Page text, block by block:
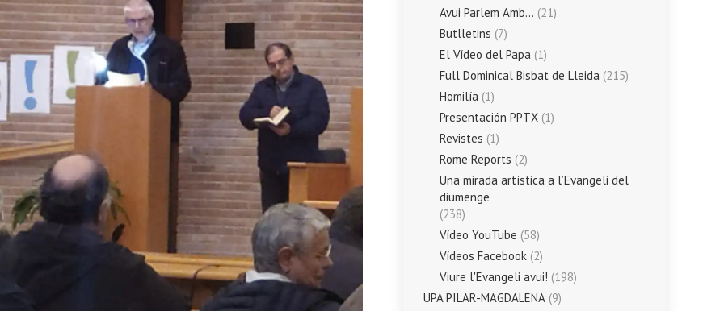
Avui Parlem Amb… (21)
Butlletins (7)
El Vídeo del Papa (1)
Full Dominical Bisbat de Lleida (215)
Homilía (1)
Presentación PPTX (1)
Revistes (1)
Rome Reports (2)
Una mirada artística a l’Evangeli del
diumenge
(238)
Vídeo YouTube (58)
Vídeos Facebook (2)
Viure l'Evangeli avui! (198)
UPA PILAR-MAGDALENA (9)